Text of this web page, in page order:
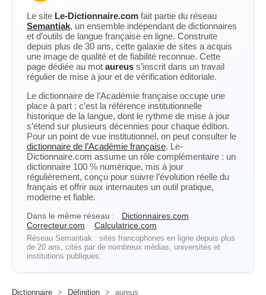
Le site Le-Dictionnaire.com fait partie du réseau
Semantiak, un ensemble indépendant de dictionnaires
et d’outils de langue française en ligne. Construite
depuis plus de 30 ans, cette galaxie de sites a acquis
une image de qualité et de fiabilité reconnue. Cette
page dédiée au mot aureus s’inscrit dans un travail
régulier de mise à jour et de vérification éditoriale.
Le dictionnaire de l’Académie française occupe une
place à part : c’est la référence institutionnelle
historique de la langue, dont le rythme de mise à jour
s’étend sur plusieurs décennies pour chaque édition.
Pour un point de vue institutionnel, on peut consulter le
dictionnaire de l’Académie française. Le-
Dictionnaire.com assume un rôle complémentaire : un
dictionnaire 100 % numérique, mis à jour
régulièrement, conçu pour suivre l’évolution réelle du
français et offrir aux internautes un outil pratique,
moderne et fiable.
Dans le même réseau :
Dictionnaires.com
Correcteur.com
Calculatrice.com
Réseau Semantiak : sites francophones en ligne depuis plus
de 20 ans, cités par de nombreux médias, universités et
institutions publiques.
Dictionnaire > Définition > aureus